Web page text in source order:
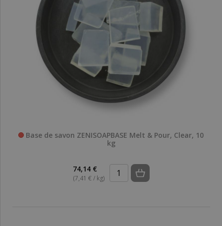
Base de savon ZENISOAPBASE Melt & Pour, Clear, 10
kg
74,14 €
(7,41 € / kg)